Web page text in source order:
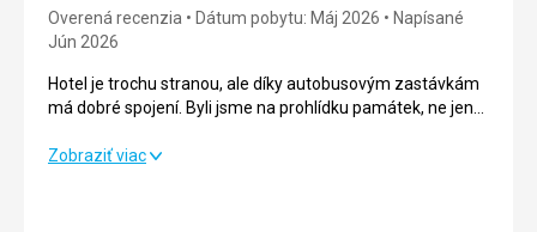
Overená recenzia Dátum pobytu: Máj 2026
Napísané
Jún 2026
Hotel je trochu stranou, ale díky autobusovým zastávkám
má dobré spojení. Byli jsme na prohlídku památek, ne jen
Hotel je trochu stranou, ale díky autobusovým zastávkám
Zobraziť viac